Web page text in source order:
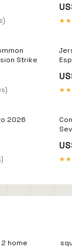
Strike
2026
home